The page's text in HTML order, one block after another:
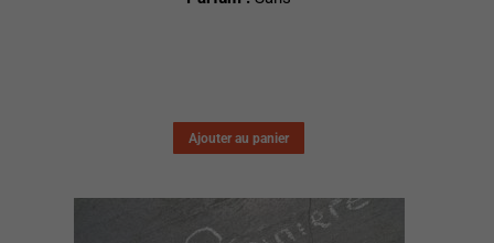
Ajouter au panier